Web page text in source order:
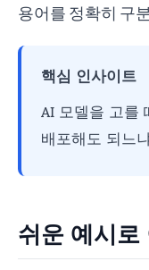
용어를 정확히 구
핵심 인사이트
AI 모델을 고를
배포해도 되느
쉬운 예시로